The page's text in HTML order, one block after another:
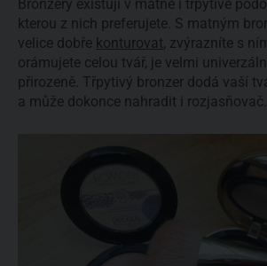
Bronzery existují v matné i třpytivé
kterou z nich preferujete. S matným
velice dobře konturovat, zvýrazníte s
orámujete celou tvář, je velmi
přirozeně. Třpytivý bronzer dodá vaší
a může dokonce nahradit i rozjasňovač.